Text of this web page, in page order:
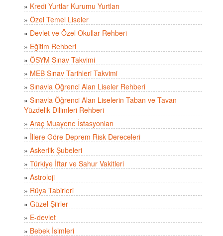
» Kredi Yurtlar Kurumu Yurtları
» Özel Temel Liseler
» Devlet ve Özel Okullar Rehberi
» Eğitim Rehberi
» ÖSYM Sınav Takvimi
» MEB Sınav Tarihleri Takvimi
» Sınavla Öğrenci Alan Liseler Rehberi
» Sınavla Öğrenci Alan Liselerin Taban ve Tavan
Yüzdelik Dilimleri Rehberi
» Araç Muayene İstasyonları
» İllere Göre Deprem Risk Dereceleri
» Askerlik Şubeleri
» Türkiye İftar ve Sahur Vakitleri
» Astroloji
» Rüya Tabirleri
» Güzel Şiirler
» E-devlet
» Bebek İsimleri